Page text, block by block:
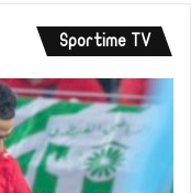
Sportime TV